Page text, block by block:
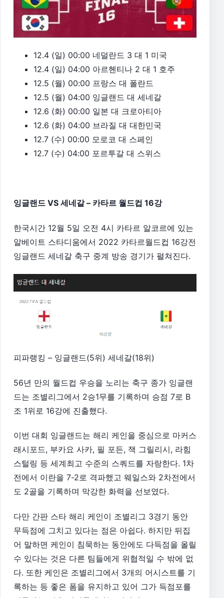
12.4 (일) 00:00 네덜란드 3 대 1 미국
12.4 (일) 04:00 아르헨티나 2 대 1 호주
12.5 (월) 00:00 프랑스 대 폴란드
12.5 (월) 04:00 잉글랜드 대 세네갈
12.6 (화) 00:00 일본 대 크로아티아
12.6 (화) 04:00 브라질 대 대한민국
12.7 (수) 00:00 모로코 대 스페인
12.7 (수) 04:00 포르투갈 대 스위스
잉글랜드 VS 세네갈 – 카타르 월드컵 16강
한국시간 12월 5일 오전 4시 카타르 알코르에 있는
알베이트 스타디움에서 2022 카타르월드컵 16강전
잉글랜드 세네갈 축구 중계 방송 경기가 펼쳐진다.
피파랭킹 – 잉글랜드(5위) 세네갈(18위)
56년 만의 월드컵 우승을 노리는 축구 종가 잉글랜
드는 조별리그에서 2승1무를 기록하며 승점 7로 B
조 1위로 16강에 진출했다.
이번 대회 잉글랜드는 해리 케인을 중심으로 마커스
래시포드, 부카요 사카, 필 포든, 잭 그릴리시, 라힘
스털링 등 세계최고 수준의 스쿼드를 자랑한다. 1차
전에서 이란을 7-2로 격파했고 웨일스와 2차전에서
도 2골을 기록하며 막강한 화력을 선보였다.
다만 간판 스타 해리 케인이 조별리그 3경기 동안
무득점에 그치고 있다는 점은 아쉽다. 하지만 뒤집
어 말하면 케인이 침묵하는 동안에도 다득점을 올릴
수 있다는 것은 다른 팀들에게 위협적일 수 밖에 없
다. 또한 케인은 조별리그에서 3개의 어시스트를 기
록하는 등 좋은 폼을 유지하고 있어 그가 득점포를